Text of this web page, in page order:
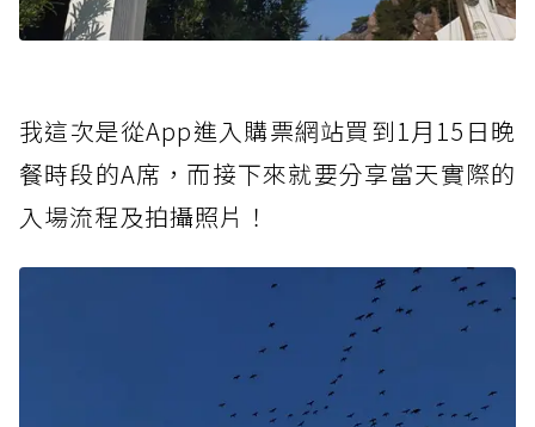
我這次是從App進入購票網站買到1月15日晚
餐時段的A席，而接下來就要分享當天實際的
入場流程及拍攝照片！